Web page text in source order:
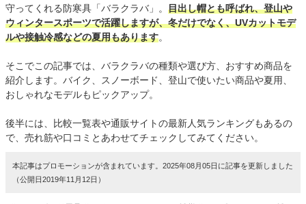
守ってくれる防寒具「バラクラバ」。 目出し帽とも呼ばれ、登山や
ウィンタースポーツで活躍しますが、冬だけでなく、UVカットモデ
ルや接触冷感などの夏用もあります。
そこでこの記事では、バラクラバの種類や選び方、おすすめ商品を
紹介します。バイク、スノーボード、登山で使いたい商品や夏用、
おしゃれなモデルもピックアップ。
後半には、比較一覧表や通販サイトの最新人気ランキングもあるの
で、売れ筋や口コミとあわせてチェックしてみてください。
本記事はプロモーションが含まれています。2025年08月05日に記事を更新しました
（公開日2019年11月12日）